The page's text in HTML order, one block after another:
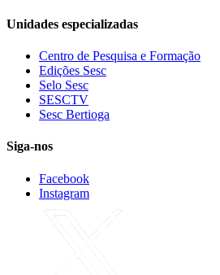
Unidades especializadas
Centro de Pesquisa e Formação
Edições Sesc
Selo Sesc
SESCTV
Sesc Bertioga
Siga-nos
Facebook
Instagram